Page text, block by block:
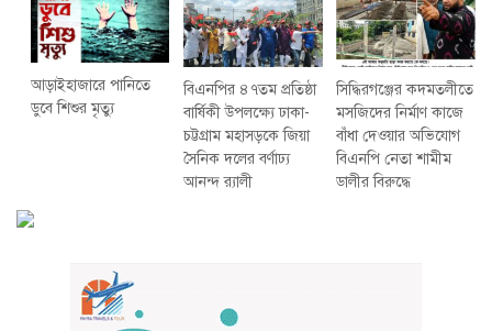
আড়াইহাজারে পানিতে
ডুবে শিশুর মৃত্যু
বিএনপির ৪৭তম প্রতিষ্ঠা
বার্ষিকী উপলক্ষ্যে ঢাকা-
চট্টগ্রাম মহাসড়কে জিয়া
সৈনিক দলের বর্ণাঢ্য
আনন্দ র‌্যালী
সিদ্ধিরগঞ্জের কদমতলীতে
মসজিদের নির্মাণ কাজে
বাঁধা দেওয়ার অভিযোগ
বিএনপি নেতা শামীম
ডালীর বিরুদ্ধে